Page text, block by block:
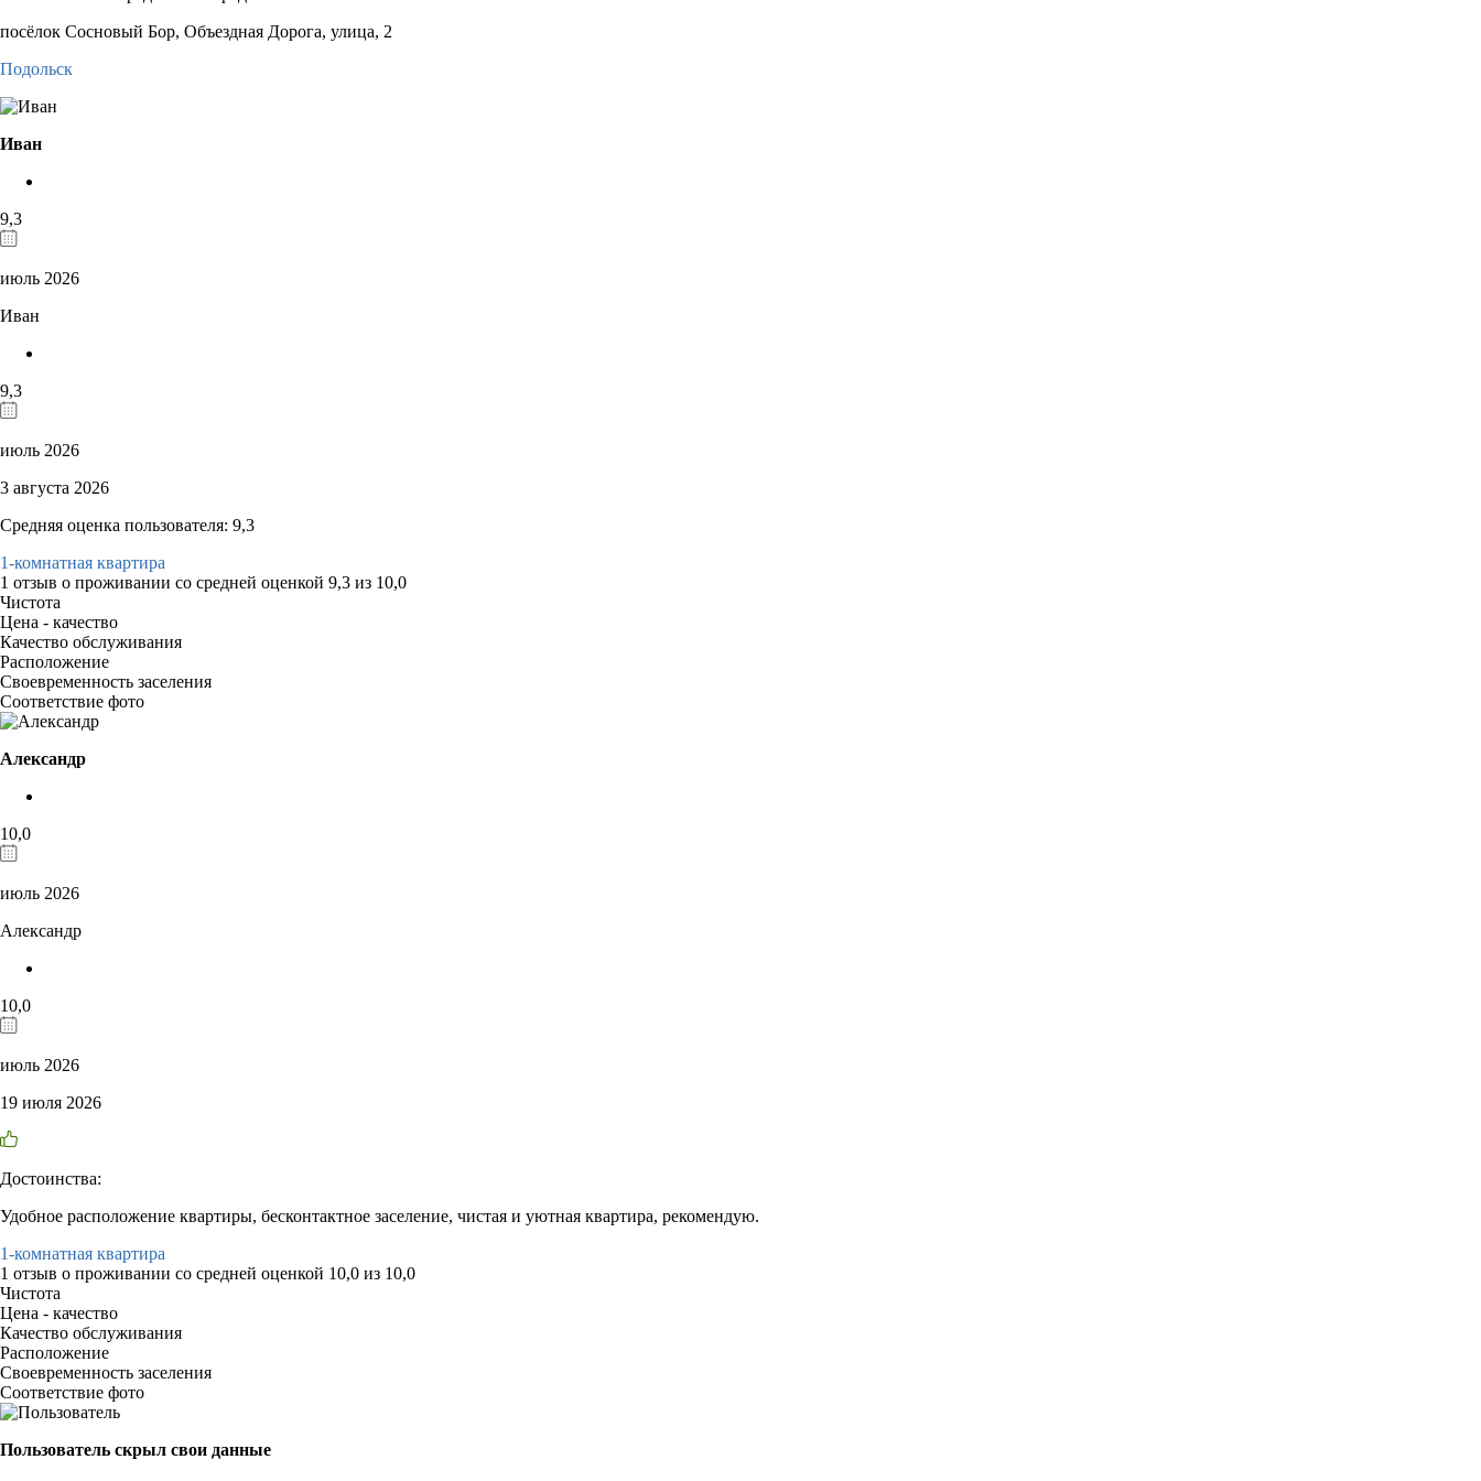
посёлок Сосновый Бор, Объездная Дорога, улица, 2
Подольск
Иван
9,3
июль 2026
Иван
9,3
июль 2026
3 августа 2026
Средняя оценка пользователя: 9,3
1-комнатная квартира
1 отзыв о проживании со средней оценкой 9,3 из 10,0
Чистота
Цена - качество
Качество обслуживания
Расположение
Своевременность заселения
Соответствие фото
Александр
10,0
июль 2026
Александр
10,0
июль 2026
19 июля 2026
Достоинства:
Удобное расположение квартиры, бесконтактное заселение, чистая и уютная квартира, рекомендую.
1-комнатная квартира
1 отзыв о проживании со средней оценкой 10,0 из 10,0
Чистота
Цена - качество
Качество обслуживания
Расположение
Своевременность заселения
Соответствие фото
Пользователь скрыл свои данные